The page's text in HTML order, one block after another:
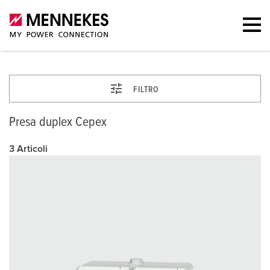
FILTRO
Presa duplex Cepex
3 Articoli